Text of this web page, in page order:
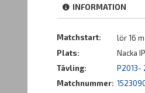
INFORMATION
Matchstart:
lör 16
Plats:
Nacka
Tävling:
P2013-
Matchnummer: